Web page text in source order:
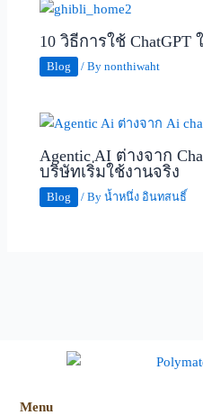
10 วิธีการใช้
Blog / Bynonthiwaht
Agentic AI ต่างจาก
บริษัทเริ่มใช้งานจริง
Blog / Byน้ำหนึ่ง อินทสนธิ์
Menu